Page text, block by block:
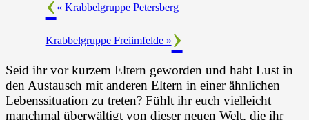
« Krabbelgruppe Petersberg
Krabbelgruppe Freiimfelde »
Seid ihr vor kurzem Eltern geworden und habt Lust in
den Austausch mit anderen Eltern in einer ähnlichen
Lebenssituation zu treten? Fühlt ihr euch vielleicht
manchmal überwältigt von dieser neuen Welt, die ihr